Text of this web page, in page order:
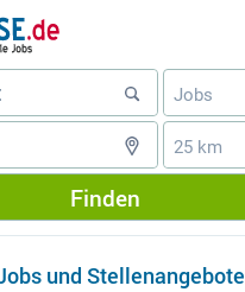
Jobs
25 km
Finden
und Stellenangebote